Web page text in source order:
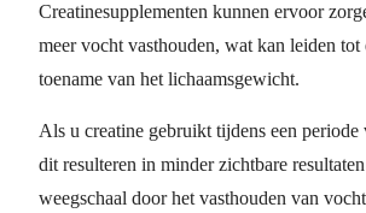
Creatinesupplementen kunnen ervoor
meer vocht vasthouden, wat kan leiden
toename van het lichaamsgewicht.
Als u creatine gebruikt tijdens een periode
dit resulteren in minder zichtbare
weegschaal door het vasthouden van